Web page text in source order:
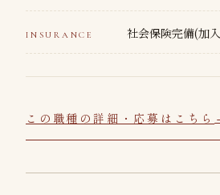
INSURANCE 社会保険完備(加
この職種の詳細・応募はこちら